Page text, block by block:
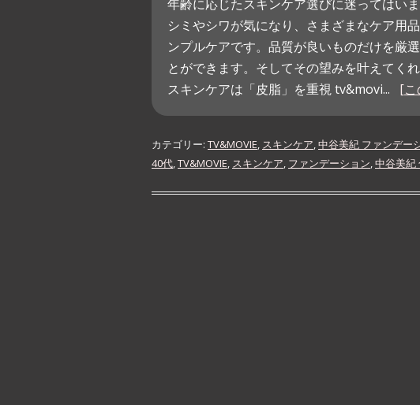
年齢に応じたスキンケア選びに迷ってはい
シミやシワが気になり、さまざまなケア用
ンプルケアです。品質が良いものだけを厳
とができます。そしてその望みを叶えてく
スキンケアは「皮脂」を重視 tv&movi... [こ
カテゴリー: TV&MOVIE, スキンケア,中谷美紀 ファンデー
40代,TV&MOVIE, スキンケア, ファンデーション,中谷美紀